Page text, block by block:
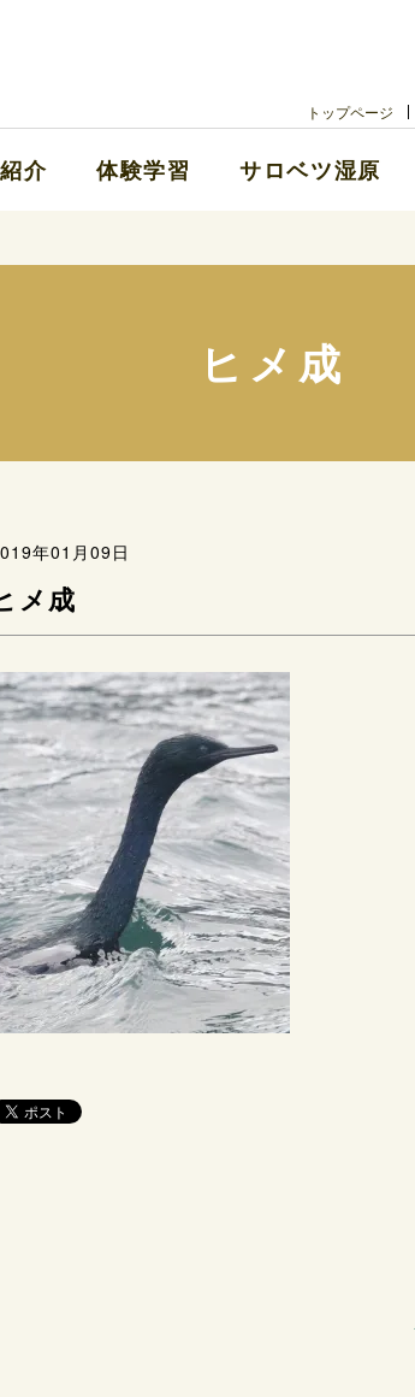
トップページ
介 体験学習 サロベツ湿原
ヒメ成
年01月09日
メ成